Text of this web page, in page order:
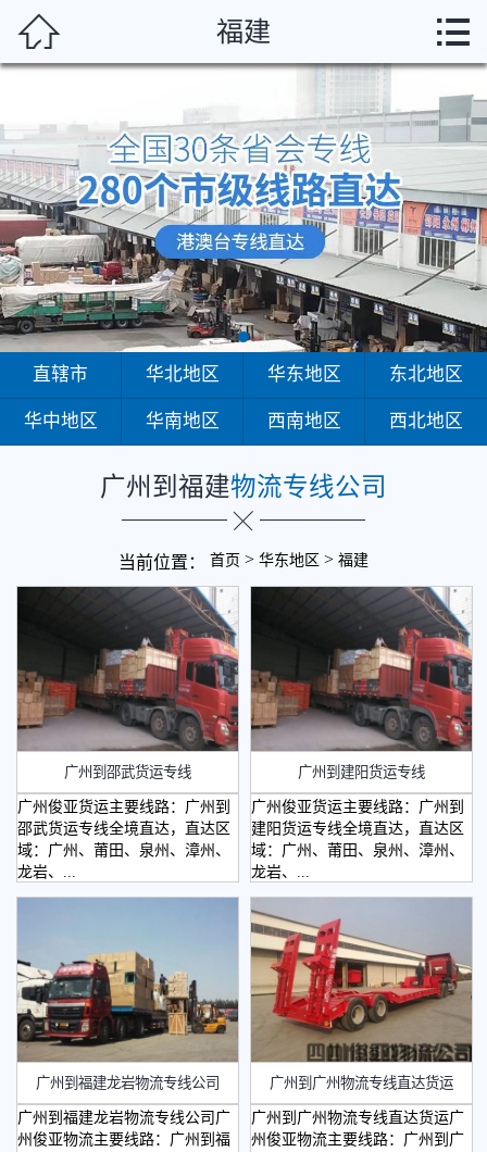
广 华北地区
华东地区
东北地区
华中地区
华南地区
西南地区
西北地区
 福建 
直辖市 华北地区 华东地区 东北地区
华中地区 华南地区 西南地区 西北地区
广州到福建物流专线公司
当前位置： 首页 > 华东地区 > 福建
广州到邵武货运专线
广州俊亚货运主要线路：广州到
邵武货运专线全境直达，直达区
域：广州、莆田、泉州、漳州、
龙岩、...
广州到建阳货运专线
广州俊亚货运主要线路：广州到
建阳货运专线全境直达，直达区
域：广州、莆田、泉州、漳州、
龙岩、...
广州到福建龙岩物流专线公司
广州到福建龙岩物流专线公司广
州俊亚物流主要线路：广州到福
广州到广州物流专线直达货运
广州到广州物流专线直达货运广
州俊亚物流主要线路：广州到广